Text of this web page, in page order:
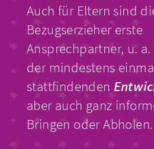
Auch für Eltern sind
Bezugserzieher erste
Ansprechpartner, u.
der mindestens
stattfindenden
aber auch ganz
Bringen oder Abholen.